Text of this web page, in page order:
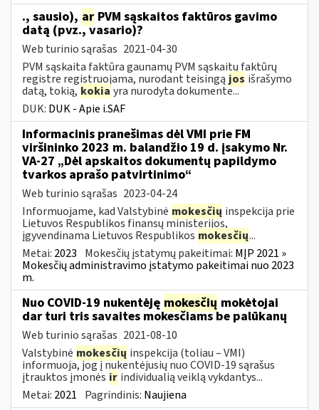
., sausio), ar PVM sąskaitos faktūros gavimo
datą (pvz., vasario)?
Web turinio sąrašas 2021-04-30
PVM sąskaita faktūra gaunamų PVM sąskaitų faktūrų
registre registruojama, nurodant teisingą jos išrašymo
datą, tokią, kokia yra nurodyta dokumente...
DUK: DUK - Apie i.SAF
Informacinis pranešimas dėl VMI prie FM
viršininko 2023 m. balandžio 19 d. įsakymo Nr.
VA-27 „Dėl apskaitos dokumentų papildymo
tvarkos aprašo patvirtinimo“
Web turinio sąrašas 2023-04-24
Informuojame, kad Valstybinė mokesčių inspekcija prie
Lietuvos Respublikos finansų ministerijos,
įgyvendinama Lietuvos Respublikos mokesčių...
Metai: 2023 Mokesčių įstatymų pakeitimai: MĮP 2021 »
Mokesčių administravimo įstatymo pakeitimai nuo 2023
m.
Nuo COVID-19 nukentėję mokesčių mokėtojai
dar turi tris savaites mokesčiams be palūkanų
Web turinio sąrašas 2021-08-10
Valstybinė mokesčių inspekcija (toliau – VMI)
informuoja, jog į nukentėjusių nuo COVID-19 sąrašus
įtrauktos įmonės ir individualią veiklą vykdantys...
Metai: 2021 Pagrindinis: Naujiena